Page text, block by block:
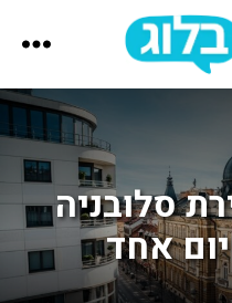
סלובניה
אחד